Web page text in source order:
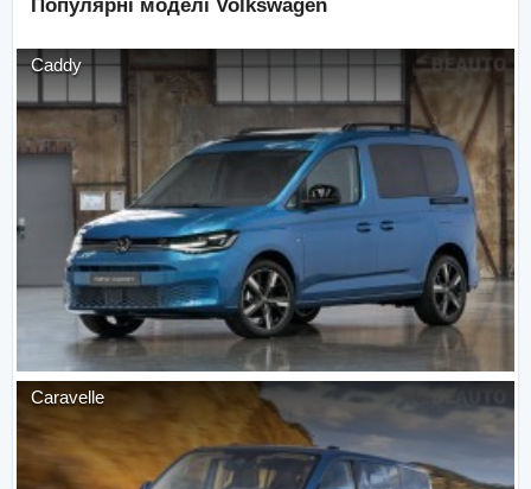
Популярні моделі Volkswagen
Caddy
Caravelle